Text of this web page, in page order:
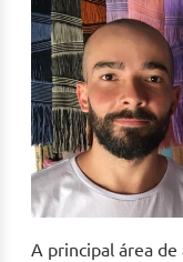
A principal área de